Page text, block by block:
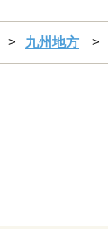
九州地方